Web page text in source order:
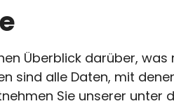
Überblick darüber,
sind alle Daten, mit
Sie unserer unter